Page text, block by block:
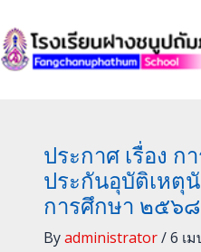
to
content
ประกาศ เรื่อง ก
ประกันอุบัติเหตุ
การศึกษา ๒๕๖๘
Byadministrator/6 เ